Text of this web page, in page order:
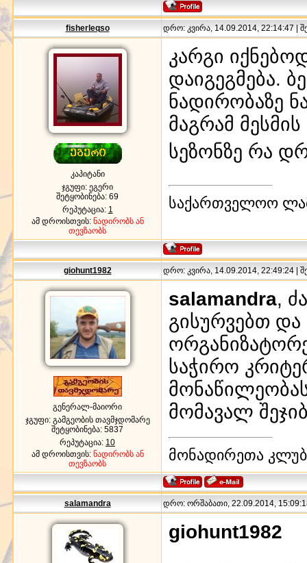
fisherleqso დრო: კვირა, 14.09.2014, 22:14:47 |
კაპიტანი
ჯგუფი: ეგერი
შეტყობინება: 69
რეპუტაცია: 1
ამ დროისთვის: ნადირობს ან
თევზაობს
კარგი
დაიგეგმება.
ნადირობაზე
მაგრამ
სეზონზე რა
საქართველოო
giohunt1982 დრო: კვირა, 14.09.2014, 22:49:24 |
გენერალ-მაიორი
ჯგუფი: გამგეობის თავმჯდომარე
შეტყობინება: 5837
რეპუტაცია: 10
ამ დროისთვის: ნადირობს ან
თევზაობს
salamandra,
გისურვებთ
საჭირო
მომავალ
მონადირეთა
salamandra დრო: ორშაბათი, 22.09.2014,
giohunt1982